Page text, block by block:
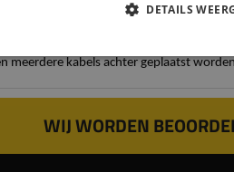
meerdere kabels achter geplaatst
WIJ WORDEN
DETAILS